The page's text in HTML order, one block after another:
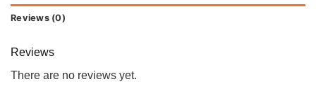
Reviews (0)
Reviews
There are no reviews yet.